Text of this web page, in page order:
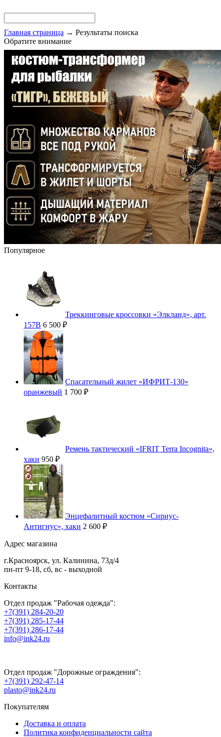
Главная страница → Результаты поиска
Обратите внимание
Популярное
Треккинговые кроссовки «Элкланд», арт.
157В 6 500 ₽
Спасательный жилет «ИФРИТ-130»
оранжевый 1 700 ₽
Ремень тактический «IFRIT Terra Incognita»,
хаки 950 ₽
Энцефалитный костюм «Сириус-
Антигнус», хаки 2 600 ₽
Адрес магазина
г.Красноярск, ул. Калинина, 73д/4
пн-пт 9-18, сб, вс - выходной
Контакты
Отдел продаж "Рабочая одежда":
+7(391) 284-20-20
+7(391) 285-17-44
+7(391) 286-17-44
info@ink24.ru
Отдел продаж "Дорожные ограждения":
+7(391) 292-47-14
plasto@ink24.ru
Покупателям
Доставка и оплата
Политика конфиденциальности сайта